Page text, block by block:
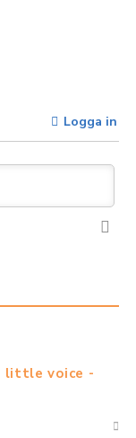
Logga in
little voice -